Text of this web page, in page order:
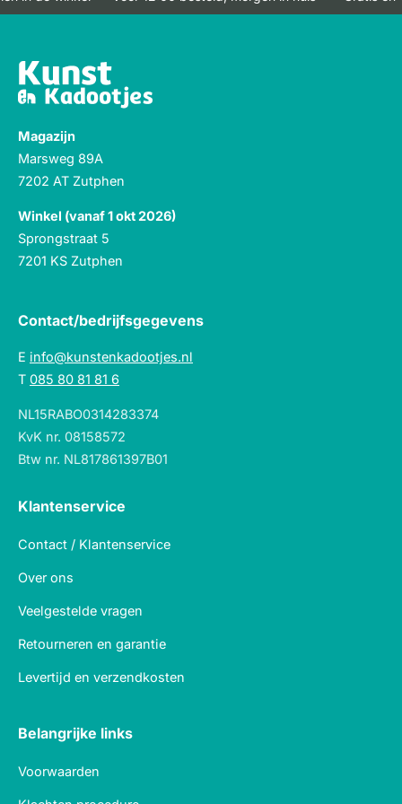
Magazijn
Marsweg 89A
7202 AT Zutphen
Winkel (vanaf 1 okt 2026)
Sprongstraat 5
7201 KS Zutphen
Contact/bedrijfsgegevens
E info@kunstenkadootjes.nl
T 085 80 81 81 6
NL15RABO0314283374
KvK nr. 08158572
Btw nr. NL817861397B01
Klantenservice
Contact / Klantenservice
Over ons
Veelgestelde vragen
Retourneren en garantie
Levertijd en verzendkosten
Belangrijke links
Voorwaarden